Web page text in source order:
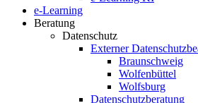
e-Learning
Beratung
Datenschutz
Externer
Braunschweig
Wolfenbüttel
Wolfsburg
Datenschutzberatung